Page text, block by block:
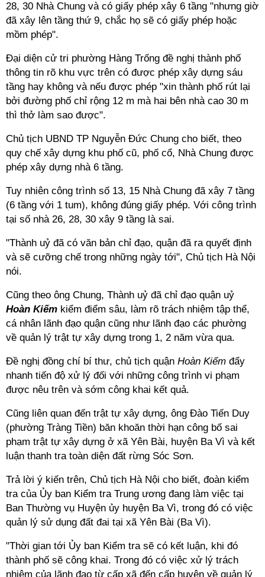
28, 30 Nhà Chung và có giấy phép xây 6 tầng "nhưng giờ
đã xây lên tầng thứ 9, chắc họ sẽ có giấy phép hoặc
mồm phép".
Đại diện cử tri phường Hàng Trống đề nghị thành phố
thông tin rõ khu vực trên có được phép xây dựng sáu
tầng hay không và nếu được phép "xin thành phố rút lại
bởi đường phố chỉ rộng 12 m mà hai bên nhà cao 30 m
thì thở làm sao được".
Chủ tịch UBND TP Nguyễn Đức Chung cho biết, theo
quy chế xây dựng khu phố cũ, phố cổ, Nhà Chung được
phép xây dựng nhà 6 tầng.
Tuy nhiên công trình số 13, 15 Nhà Chung đã xây 7 tầng
(6 tầng với 1 tum), không đúng giấy phép. Với công trình
tại số nhà 26, 28, 30 xây 9 tầng là sai.
"Thành uỷ đã có văn bản chỉ đạo, quận đã ra quyết định
và sẽ cưỡng chế trong những ngày tới", Chủ tịch Hà Nội
nói.
Cũng theo ông Chung, Thành uỷ đã chỉ đạo quận uỷ
Hoàn Kiếm kiểm điểm sâu, làm rõ trách nhiệm tập thể,
cá nhân lãnh đạo quận cũng như lãnh đạo các phường
về quản lý trật tự xây dựng trong 1, 2 năm vừa qua.
Đề nghị đồng chí bí thư, chủ tịch quận Hoàn Kiếm đẩy
nhanh tiến độ xử lý đối với những công trình vi phạm
được nêu trên và sớm công khai kết quả.
Cũng liên quan đến trật tự xây dựng, ông Đào Tiến Duy
(phường Tràng Tiền) băn khoăn thời hạn công bố sai
phạm trật tự xây dựng ở xã Yên Bài, huyện Ba Vì và kết
luận thanh tra toàn diện đất rừng Sóc Sơn.
Trả lời ý kiến trên, Chủ tịch Hà Nội cho biết, đoàn kiểm
tra của Ủy ban Kiểm tra Trung ương đang làm việc tại
Ban Thường vụ Huyện ủy huyện Ba Vì, trong đó có việc
quản lý sử dụng đất đai tại xã Yên Bài (Ba Vì).
"Thời gian tới Ủy ban Kiểm tra sẽ có kết luận, khi đó
thành phố sẽ công khai. Trong đó có việc xử lý trách
nhiệm của lãnh đạo từ cấp xã đến cấp huyện về quản lý